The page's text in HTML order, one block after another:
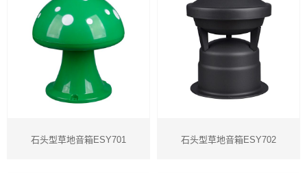
石头型草地音箱ESY701 石头型草地音箱ESY702